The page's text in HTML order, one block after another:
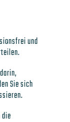
und
Sie sich